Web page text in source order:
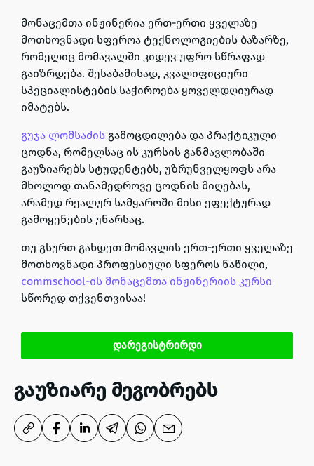
მონაცემთა ინჟინერია ერთ-ერთი ყველაზე
მოთხოვნადი სფეროა ტექნოლოგიების ბაზარზე,
რომელიც მომავალში კიდევ უფრო სწრაფად
გაიზრდება. შესაბამისად, კვალიფიციური
სპეციალისტების საჭიროება ყოველდღიურად
იმატებს.
გუჯა ლომსაძის გამოცდილება და პრაქტიკული
ცოდნა, რომელსაც ის კურსის განმავლობაში
გაუზიარებს სტუდენტებს, უზრუნველყოფს არა
მხოლოდ თანამედროვე ცოდნის მიღებას,
არამედ რეალურ სამყაროში მისი ეფექტურად
გამოყენების უნარსაც.
თუ გსურთ გახდეთ მომავლის ერთ-ერთი ყველაზე
მოთხოვნადი პროფესიული სფეროს ნაწილი,
commschool-ის მონაცემთა ინჟინერიის კურსი
სწორედ თქვენთვისაა!
დარეგისტრირდი
გაუზიარე მეგობრებს